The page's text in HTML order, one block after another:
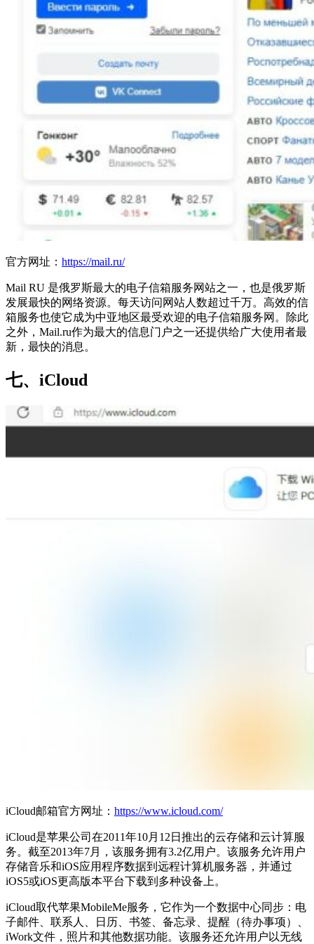
官方网址： https://mail.ru/
Mail RU 是俄罗斯最大的电子信箱服务网站之一，也是俄罗斯
发展最快的网络资源。每天访问网站人数超过千万。高效的信
箱服务也使它成为中亚地区最受欢迎的电子信箱服务网。除此
之外，Mail.ru作为最大的信息门户之一还提供给广大使用者最
新，最快的消息。
七、iCloud
iCloud邮箱官方网址： https://www.icloud.com/
iCloud是苹果公司在2011年10月12日推出的云存储和云计算服
务。截至2013年7月，该服务拥有3.2亿用户。该服务允许用户
存储音乐和iOS应用程序数据到远程计算机服务器，并通过
iOS5或iOS更高版本平台下载到多种设备上。
iCloud取代苹果MobileMe服务，它作为一个数据中心同步：电
子邮件、联系人、日历、书签、备忘录、提醒（待办事项）、
iWork文件，照片和其他数据功能。该服务还允许用户以无线